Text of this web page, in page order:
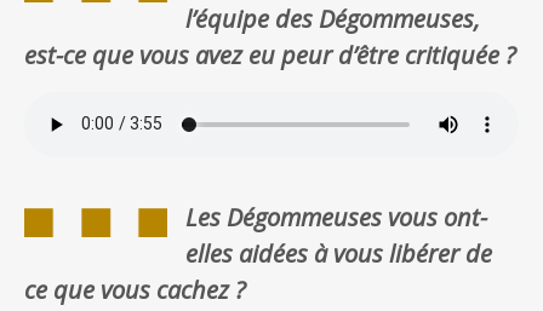
l’équipe des Dégommeuses,
est-ce que vous avez eu peur d’être critiquée ?
Les Dégommeuses vous ont-
elles aidées à vous libérer de
ce que vous cachez ?